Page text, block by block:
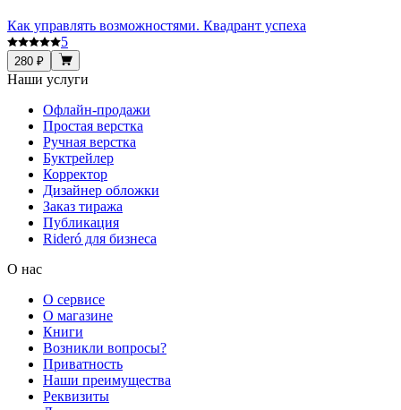
Как управлять возможностями. Квадрант успеха
5
280 ₽
Наши услуги
Офлайн-продажи
Простая верстка
Ручная верстка
Буктрейлер
Корректор
Дизайнер обложки
Заказ тиража
Публикация
Rideró для бизнеса
О нас
О сервисе
О магазине
Книги
Возникли вопросы?
Приватность
Наши преимущества
Реквизиты